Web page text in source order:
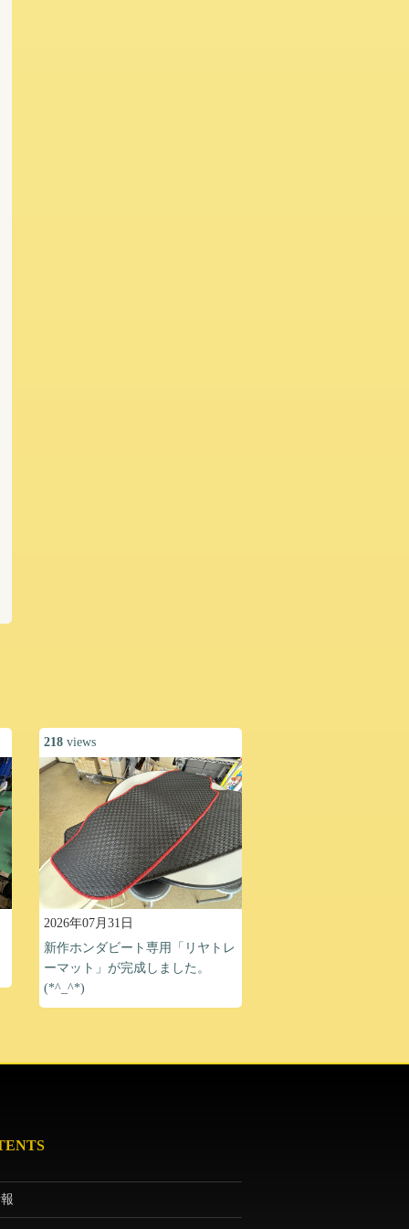
218 views
2026年07月31日
新作ホンダビート専用「リヤトレ
ーマット」が完成しました。
(*^_^*)